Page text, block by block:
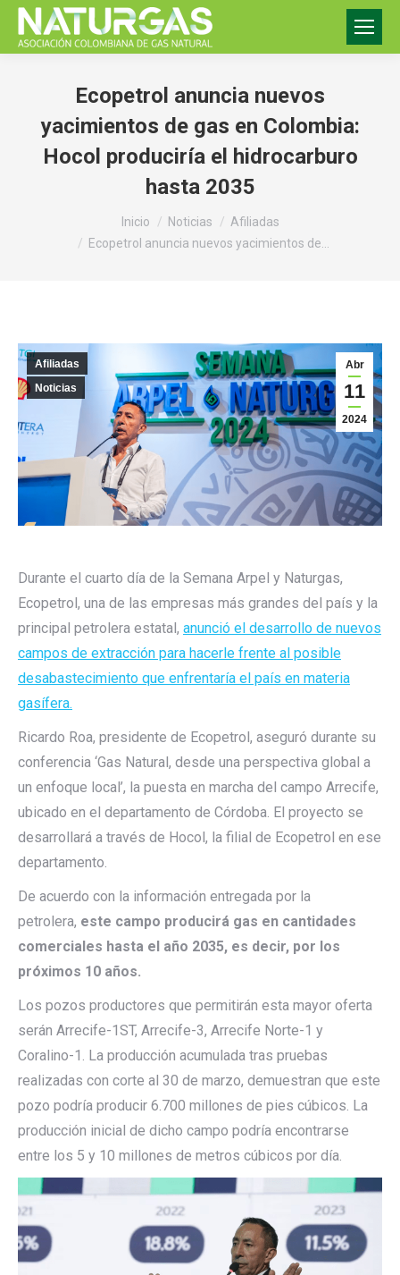
Ecopetrol anuncia nuevos
yacimientos de gas en Colombia:
Hocol produciría el hidrocarburo
hasta 2035
Inicio Noticias
Afiliadas
Ecopetrol anuncia nuevos yacimientos de…
Abr
11
2024
Afiliadas
Noticias
Durante el cuarto día de la Semana Arpel y Naturgas,
Ecopetrol, una de las empresas más grandes del país y la
principal petrolera estatal, anunció el desarrollo de nuevos
campos de extracción para hacerle frente al posible
desabastecimiento que enfrentaría el país en materia
gasífera.
Ricardo Roa, presidente de Ecopetrol, aseguró durante su
conferencia ‘Gas Natural, desde una perspectiva global a
un enfoque local’, la puesta en marcha del campo Arrecife,
ubicado en el departamento de Córdoba. El proyecto se
desarrollará a través de Hocol, la filial de Ecopetrol en ese
departamento.
De acuerdo con la información entregada por la
petrolera, este campo producirá gas en cantidades
comerciales hasta el año 2035, es decir, por los
próximos 10 años.
Los pozos productores que permitirán esta mayor oferta
serán Arrecife-1ST, Arrecife-3, Arrecife Norte-1 y
Coralino-1. La producción acumulada tras pruebas
realizadas con corte al 30 de marzo, demuestran que este
pozo podría producir 6.700 millones de pies cúbicos. La
producción inicial de dicho campo podría encontrarse
entre los 5 y 10 millones de metros cúbicos por día.